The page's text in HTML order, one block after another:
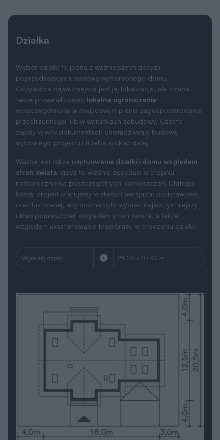
Działka
Wybór działki to jedna z ważniejszych decyzji
poprzedzających budowę wymarzonego domu.
Oczywiście najważniejsza jest jej lokalizacja, ale trzeba
także przeanalizować lokalne ograniczenia
wyszczególnione w miejscowym planie zagospodarowania
przestrzennego lub w warunkach zabudowy. Często
zapisy w w/w dokumentach uniemożliwiają budowę
wybranego projektu i trzeba szukać dalej.
Ważne jest także usytuowanie działki i domu względem
stron świata, gdyż to właśnie decyduje o stopniu
nasłonecznienia poszczególnych pomieszczeń. Dlatego
każdy projekt oferujemy w dwóch wersjach: podstawowej
oraz lustrzanej, aby można było wybrać najkorzystniejszy
układ pomieszczeń względem stron świata, a także
względem ukształtowania krajobrazu w otoczeniu działki.
Wymiary działki 25.00 x 20.50 m